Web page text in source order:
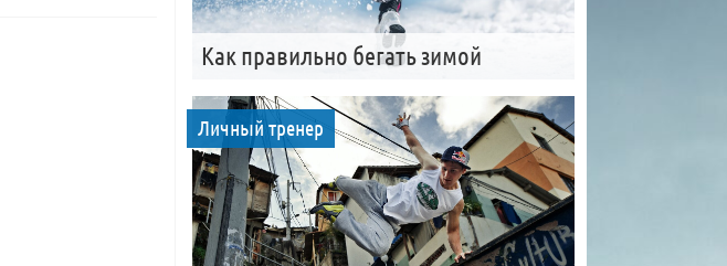
Как правильно бегать зимой
Личный тренер